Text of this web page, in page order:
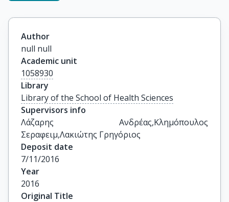
Author
null null
Academic unit
1058930
Library
Library of the School of Health Sciences
Supervisors info
Λάζαρης Ανδρέας,Κλημόπουλος
Σεραφειμ,Λακιώτης Γρηγόριος
Deposit date
7/11/2016
Year
2016
Original Title